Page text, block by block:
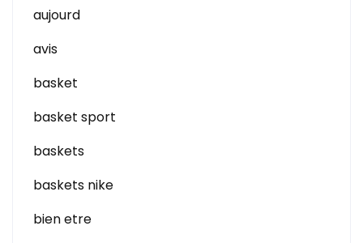
aujourd
avis
basket
basket sport
baskets
baskets nike
bien etre